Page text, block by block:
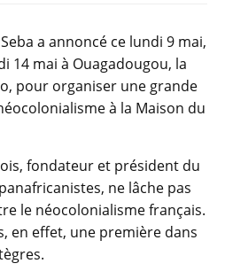
a annoncé ce lundi 9 mai,
14 mai à Ouagadougou, la
pour organiser une grande
à la Maison du
fondateur et président du
ne lâche pas
le néocolonialisme français.
en effet, une première dans